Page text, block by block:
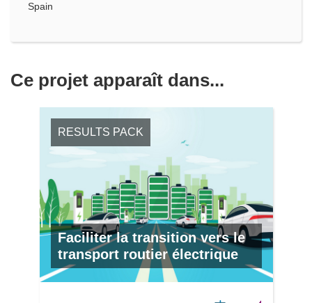
Spain
Ce projet apparaît dans...
RESULTS PACK
Faciliter la transition vers le
transport routier électrique